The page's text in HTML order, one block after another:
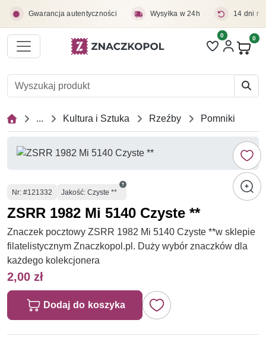
Gwarancja autentyczności Wysyłka w 24h 14 dni
Liczba pozycji
0 0
... Kultura i Sztuka Rzeźby Pomniki
Numer
Nr: #121332 Jakość: Czyste **
ZSRR 1982 Mi 5140 Czyste **
Znaczek pocztowy ZSRR 1982 Mi 5140 Czyste **w sklepie
filatelistycznym Znaczkopol.pl. Duży wybór znaczków dla
każdego kolekcjonera
2,00 zł
Dodaj do koszyka